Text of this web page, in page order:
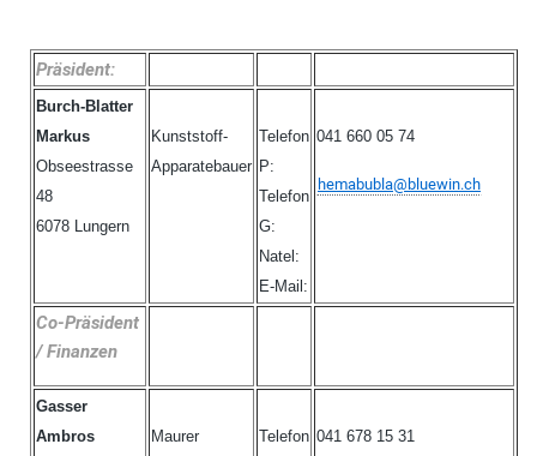
Präsident:
Burch-Blatter
Markus
Obseestrasse
48
6078 Lungern
Kunststoff-
Apparatebauer
Telefon
P:
Telefon
G:
Natel:
E-Mail:
041 660 05 74
hemabubla@bluewin.ch
Co-Präsident
/ Finanzen
Gasser
Ambros
Maurer
Telefon 041 678 15 31